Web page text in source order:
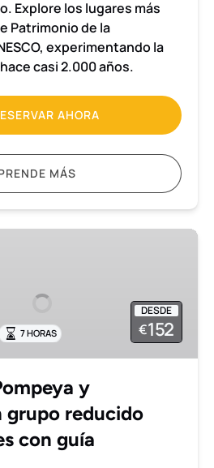
Explore los lugares más
Patrimonio de la
experimentando la
casi 2.000 años.
AHORA
MÁS
DESDE
€152
7 HORAS
y
grupo reducido
con guía